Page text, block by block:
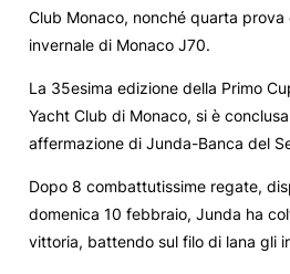
Club Monaco, nonché quarta
invernale di Monaco J70.
La 35esima edizione della Primo
Yacht Club di Monaco, si è
affermazione di Junda-Banca del
Dopo 8 combattutissime regate,
domenica 10 febbraio, Junda ha
vittoria, battendo sul filo di lana gli